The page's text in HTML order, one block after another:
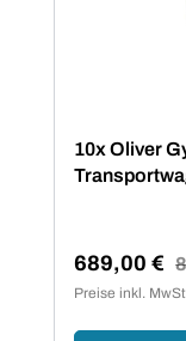
10x Oliver
689,00 €
Preise inkl.